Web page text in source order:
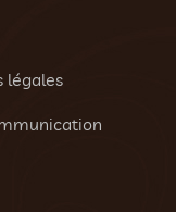
légales